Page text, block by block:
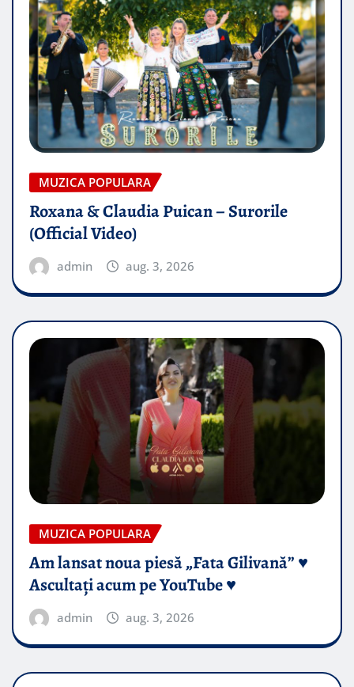
MUZICA POPULARA
Roxana & Claudia Puican – Surorile
(Official Video)
admin aug. 3, 2026
MUZICA POPULARA
Am lansat noua piesă „Fata Gilivană” ♥️
Ascultați acum pe YouTube ♥️
admin aug. 3, 2026